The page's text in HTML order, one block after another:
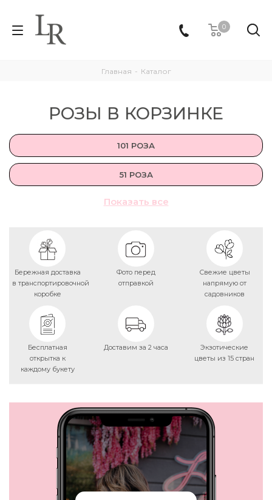
0
Главная - Каталог
РОЗЫ В КОРЗИНКЕ
101 РОЗА
51 РОЗА
9 РОЗ
КУСТОВЫЕ
ПИОНОВИДНЫЕ РОЗЫ
ЖЕЛТЫЕ
КРАСНЫЕ
РОЗОВЫЕ
БЕЛЫЕ
Показать все
Бережная доставка
в транспортировочной
коробке
Фото перед
отправкой
Свежие цветы
напрямую от
садовников
Бесплатная
открытка к
каждому букету
Доставим за 2 часа
Экзотические
цветы из 15 стран